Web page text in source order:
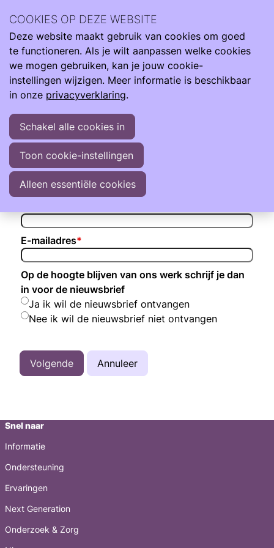
Zoeken
Aanmelden voor Ouders | Online Neo-Café
Ouders | Online Neo-Café
donderdag 10 september 2026 van 20:00 uur tot 21:00 uur
Persoonlijke informatie
Voornaam*
Tussenvoegsel
E-mailadres*
Op de hoogte blijven van ons werk schrijf je dan
in voor de nieuwsbrief
Ja ik wil de nieuwsbrief ontvangen
Nee ik wil de nieuwsbrief niet ontvangen
Volgende Annuleer
Snel naar
Informatie
Ondersteuning
Ervaringen
Next Generation
Onderzoek & Zorg
COOKIES OP DEZE WEBSITE
Deze website maakt gebruik van cookies om goed
te functioneren. Als je wilt aanpassen welke cookies
we mogen gebruiken, kan je jouw cookie-
instellingen wijzigen. Meer informatie is beschikbaar
in onze privacyverklaring.
Schakel alle cookies in
Toon cookie-instellingen
Alleen essentiële cookies